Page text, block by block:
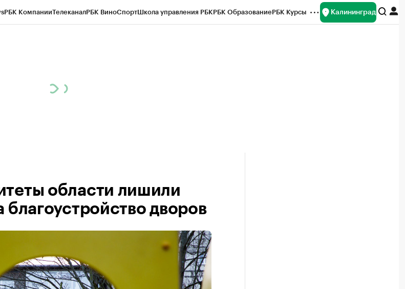
РБК КомпанииТелеканалРБК ВиноСпортШкола управления РБКРБК ОбразованиеРБК Курсы Калининград
области лишили
благоустройство дворов